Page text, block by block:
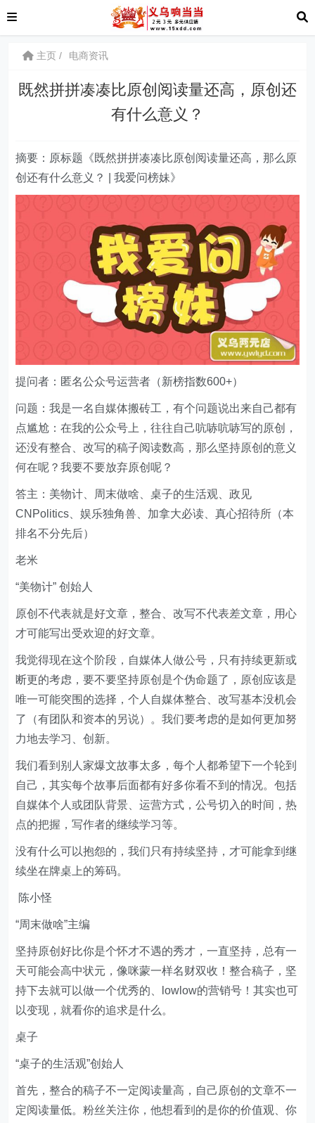
主页 电商资讯
既然拼拼凑凑比原创阅读量还高，原创还
有什么意义？
摘要：原标题《既然拼拼凑凑比原创阅读量还高，那么原
创还有什么意义？ | 我爱问榜妹》
提问者：匿名公众号运营者（新榜指数600+）
问题：我是一名自媒体搬砖工，有个问题说出来自己都有
点尴尬：在我的公众号上，往往自己吭哧吭哧写的原创，
还没有整合、改写的稿子阅读数高，那么坚持原创的意义
何在呢？我要不要放弃原创呢？
答主：美物计、周末做啥、桌子的生活观、政见
CNPolitics、娱乐独角兽、加拿大必读、真心招待所（本
排名不分先后）
老米
“美物计” 创始人
原创不代表就是好文章，整合、改写不代表差文章，用心
才可能写出受欢迎的好文章。
我觉得现在这个阶段，自媒体人做公号，只有持续更新或
断更的考虑，要不要坚持原创是个伪命题了，原创应该是
唯一可能突围的选择，个人自媒体整合、改写基本没机会
了（有团队和资本的另说）。我们要考虑的是如何更加努
力地去学习、创新。
我们看到别人家爆文故事太多，每个人都希望下一个轮到
自己，其实每个故事后面都有好多你看不到的情况。包括
自媒体个人或团队背景、运营方式，公号切入的时间，热
点的把握，写作者的继续学习等。
没有什么可以抱怨的，我们只有持续坚持，才可能拿到继
续坐在牌桌上的筹码。
陈小怪
“周末做啥”主编
坚持原创好比你是个怀才不遇的秀才，一直坚持，总有一
天可能会高中状元，像咪蒙一样名财双收！整合稿子，坚
持下去就可以做一个优秀的、lowlow的营销号！其实也可
以变现，就看你的追求是什么。
桌子
“桌子的生活观”创始人
首先，整合的稿子不一定阅读量高，自己原创的文章不一
定阅读量低。粉丝关注你，他想看到的是你的价值观、你